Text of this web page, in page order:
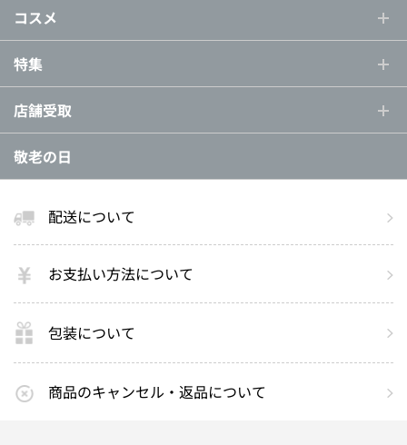
コスメ
特集
店舗受取
敬老の日
配送について
お支払い方法について
包装について
商品のキャンセル・返品について